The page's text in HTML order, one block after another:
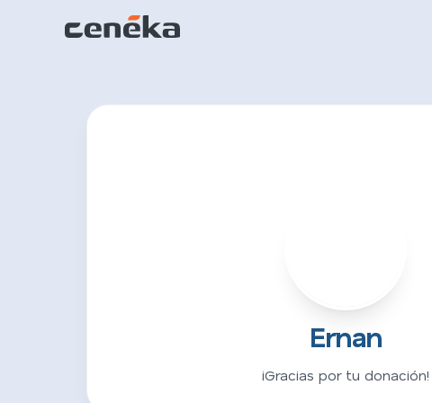
Ernan
¡Gracias por tu donación!